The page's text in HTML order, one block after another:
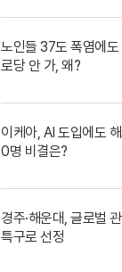
노인들 37도 폭염에도
로당 안 가, 왜?
이케아, AI 도입에도
0명 비결은?
경주·해운대, 글로벌
특구로 선정